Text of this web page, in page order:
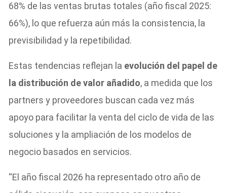
68% de las ventas brutas totales (año fiscal 2025:
66%), lo que refuerza aún más la consistencia, la
previsibilidad y la repetibilidad.
Estas tendencias reflejan la evolución del papel de
la distribución de valor añadido, a medida que los
partners y proveedores buscan cada vez más
apoyo para facilitar la venta del ciclo de vida de las
soluciones y la ampliación de los modelos de
negocio basados ​​en servicios.
“El año fiscal 2026 ha representado otro año de